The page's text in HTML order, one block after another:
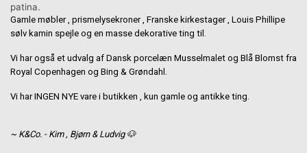
patina.
Gamle møbler , prismelysekroner , Franske kirkestager , Louis Phillipe
sølv kamin spejle og en masse dekorative ting til.
Vi har også et udvalg af Dansk porcelæn Musselmalet og Blå Blomst fra
Royal Copenhagen og Bing & Grøndahl.
Vi har INGEN NYE vare i butikken , kun gamle og antikke ting.
~ K&Co. - Kim , Bjørn & Ludvig 🐶